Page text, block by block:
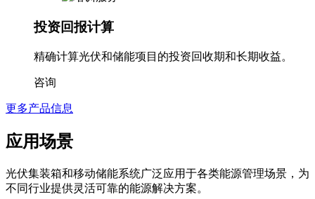
投资回报计算
精确计算光伏和储能项目的投资回收期和长期收益。
咨询
更多产品信息
应用场景
光伏集装箱和移动储能系统广泛应用于各类能源管理场景，为
不同行业提供灵活可靠的能源解决方案。